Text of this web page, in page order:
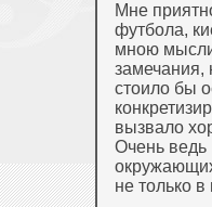
Мне
футбола,
мною
замечания,
стоило бы
вызвало
Очень ведь
не только